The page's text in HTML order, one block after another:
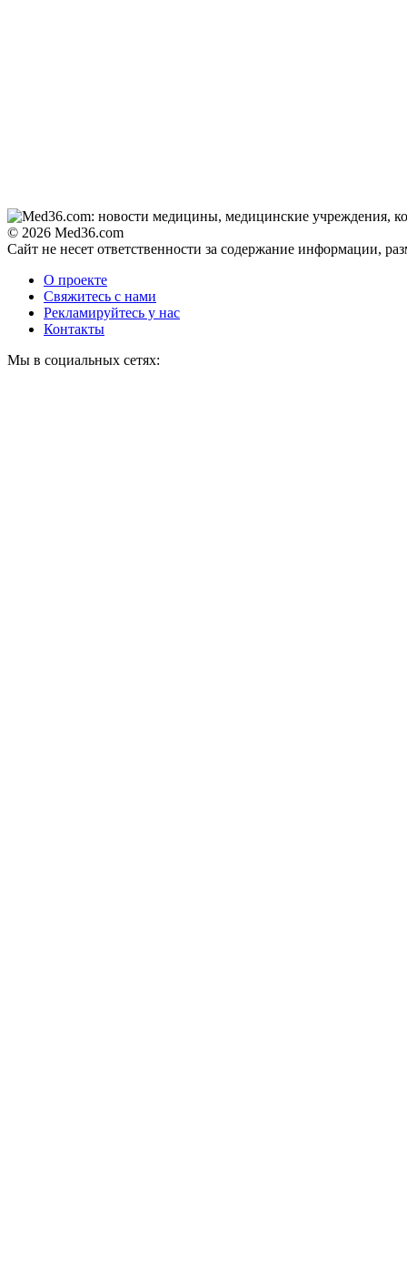
© 2026 Med36.com
Сайт не несет ответственности за содержание информации,
О проекте
Свяжитесь с нами
Рекламируйтесь у нас
Контакты
Мы в социальных сетях: